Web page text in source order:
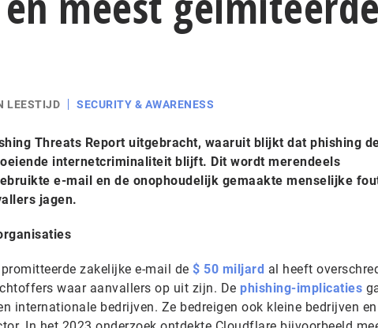
LEESTIJD SECURITY & AWARENESS
Threats Report uitgebracht, waaruit blijkt dat phishing
internetcriminaliteit blijft. Dit wordt merendeels
e-mail en de onophoudelijk gemaakte menselijke
jagen.
zakelijke e-mail de $ 50 miljard al heeft
waar aanvallers op uit zijn. De phishing-implicaties
internationale bedrijven. Ze bedreigen ook kleine bedrijven en